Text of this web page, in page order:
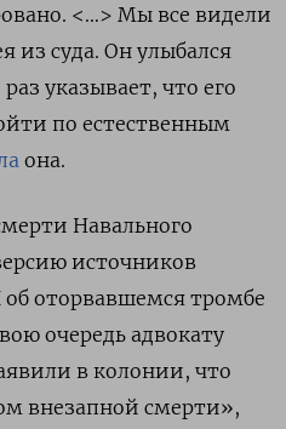
<…> Мы все видели
из суда. Он улыбался
указывает, что его
по естественным
она.
Навального
источников
оторвавшемся тромбе
очередь адвокату
в колонии, что
внезапной смерти»,